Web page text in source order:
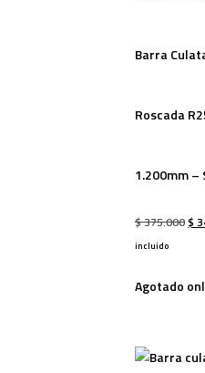
Barra
Roscada
1.200mm –
$375.000$
incluido
Agotado